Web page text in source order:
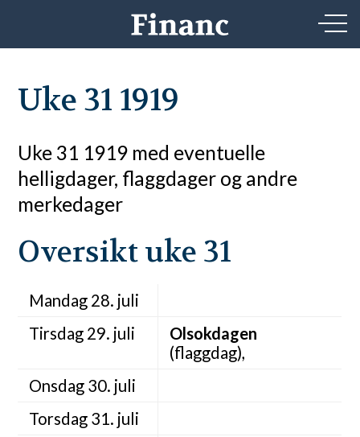
Uke 31 1919
Uke 31 1919 med eventuelle
helligdager, flaggdager og andre
merkedager
Oversikt uke 31
Mandag 28. juli
Tirsdag 29. juli
Olsokdagen
(flaggdag),
Onsdag 30. juli
Torsdag 31. juli